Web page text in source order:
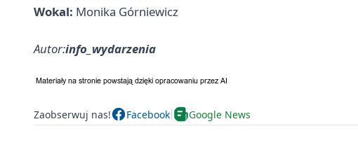
Wokal: Monika Górniewicz
Autor:info_wydarzenia
Zaobserwuj nas! Facebook Google News